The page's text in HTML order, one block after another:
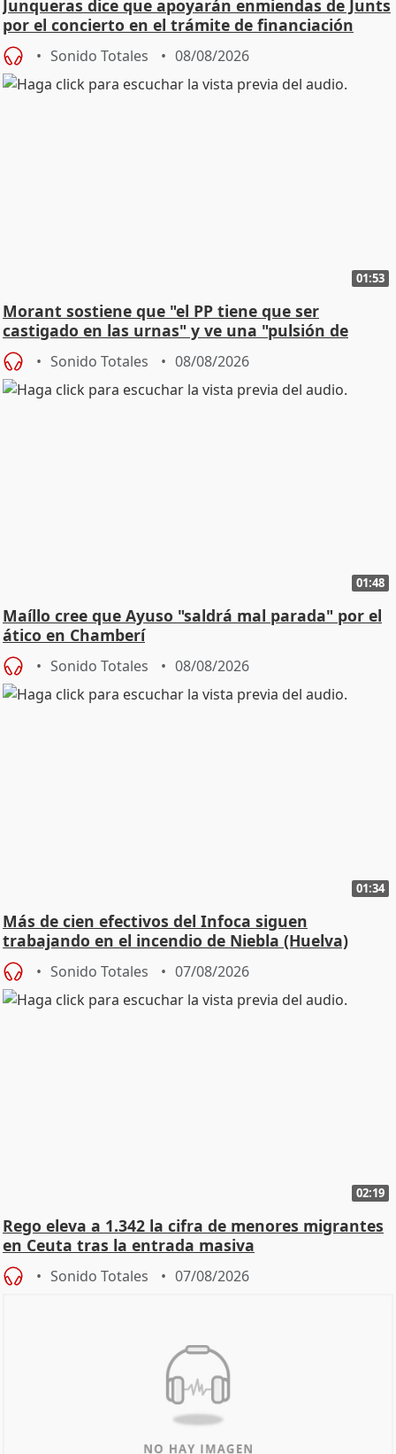
Junqueras dice que apoyarán enmiendas de Junts
por el concierto en el trámite de financiación
Sonido Totales 08/08/2026
01:53
Morant sostiene que "el PP tiene que ser
castigado en las urnas" y ve una "pulsión de
cambio"
Sonido Totales 08/08/2026
01:48
Maíllo cree que Ayuso "saldrá mal parada" por el
ático en Chamberí
Sonido Totales 08/08/2026
01:34
Más de cien efectivos del Infoca siguen
trabajando en el incendio de Niebla (Huelva)
Sonido Totales 07/08/2026
02:19
Rego eleva a 1.342 la cifra de menores migrantes
en Ceuta tras la entrada masiva
Sonido Totales 07/08/2026